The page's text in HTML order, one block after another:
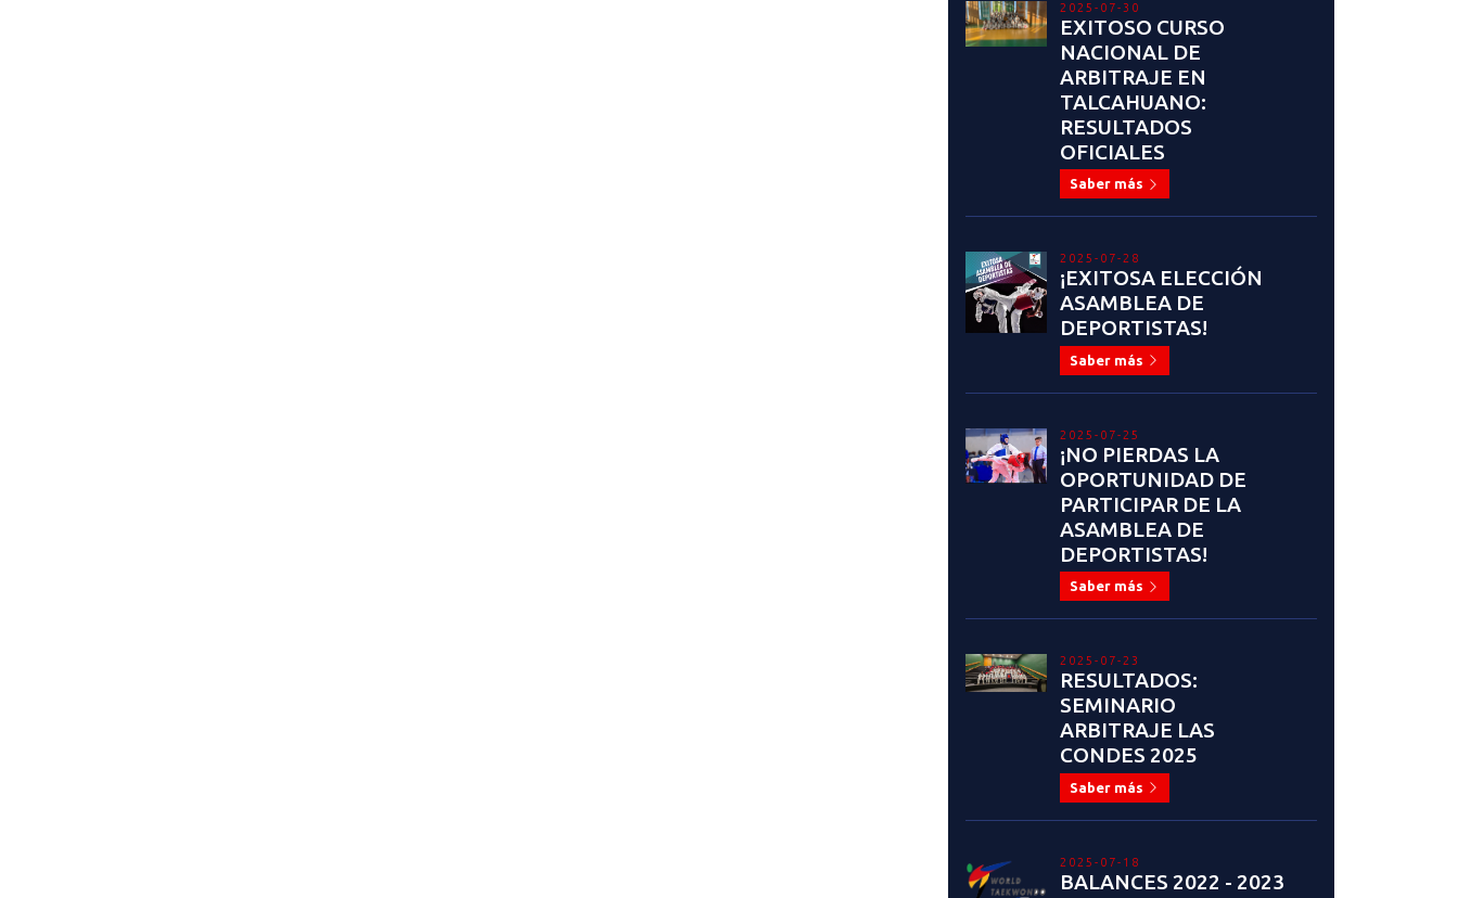
2025-07-30
EXITOSO CURSO
NACIONAL DE
ARBITRAJE EN
TALCAHUANO:
RESULTADOS
OFICIALES
Saber más
2025-07-28
¡EXITOSA ELECCIÓN
ASAMBLEA DE
DEPORTISTAS!
Saber más
2025-07-25
¡NO PIERDAS LA
OPORTUNIDAD DE
PARTICIPAR DE LA
ASAMBLEA DE
DEPORTISTAS!
Saber más
2025-07-23
RESULTADOS:
SEMINARIO
ARBITRAJE LAS
CONDES 2025
Saber más
2025-07-18
BALANCES 2022 - 2023